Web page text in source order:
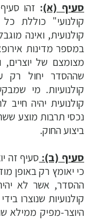
סעיף (א): זהו
קולנועי" כוללת
קולנועית, ואינה
במספר מדינות
מצומצם של
שההסדר יחול רק
קולנועיות. מי
קולנועית יהיה חייב
נכסי תרבות מוצע
ביצוע החוק.
סעיף (ב): סעיף זה
כי יאומץ רק באופן
ההסדר, אשר לא
קולנועיות שנוצרו
היוצר-מפיק ממילא